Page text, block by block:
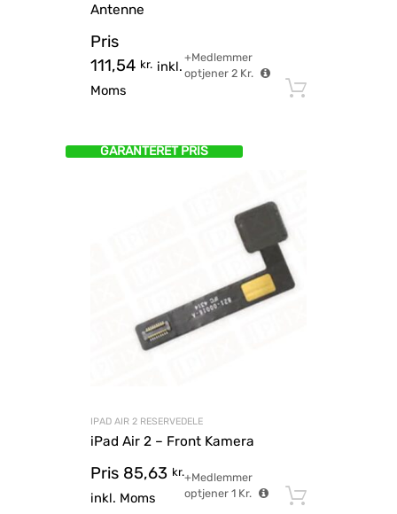
Antenne
Pris
111,54 kr. inkl.
Moms
+Medlemmer
optjener 2Kr.
GARANTERET PRIS
IPAD AIR 2 RESERVEDELE
iPad Air 2 – Front Kamera
Pris 85,63 kr.
inkl. Moms
+Medlemmer
optjener1 Kr.